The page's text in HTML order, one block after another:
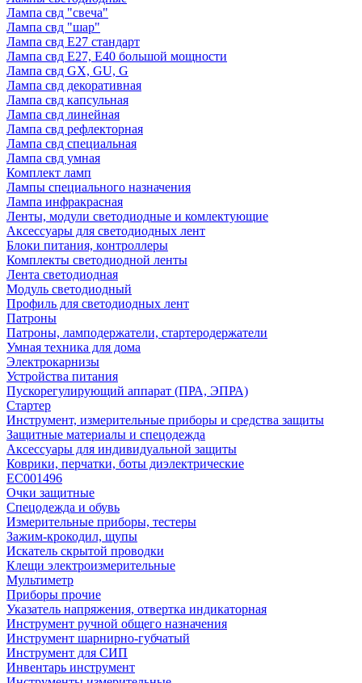
Лампа свд "свеча"
Лампа свд "шар"
Лампа свд E27 стандарт
Лампа свд E27, Е40 большой мощности
Лампа свд GX, GU, G
Лампа свд декоративная
Лампа свд капсульная
Лампа свд линейная
Лампа свд рефлекторная
Лампа свд специальная
Лампа свд умная
Комплект ламп
Лампы специального назначения
Лампа инфракрасная
Ленты, модули светодиодные и комлектующие
Аксессуары для светодиодных лент
Блоки питания, контроллеры
Комплекты светодиодной ленты
Лента светодиодная
Модуль светодиодный
Профиль для светодиодных лент
Патроны
Патроны, ламподержатели, стартеродержатели
Умная техника для дома
Электрокарнизы
Устройства питания
Пускорегулирующий аппарат (ПРА, ЭПРА)
Стартер
Инструмент, измерительные приборы и средства защиты
Защитные материалы и спецодежда
Аксессуары для индивидуальной защиты
Коврики, перчатки, боты диэлектрические
EC001496
Очки защитные
Спецодежда и обувь
Измерительные приборы, тестеры
Зажим-крокодил, щупы
Искатель скрытой проводки
Клещи электроизмерительные
Мультиметр
Приборы прочие
Указатель напряжения, отвертка индикаторная
Инструмент ручной общего назначения
Инструмент шарнирно-губчатый
Инструмент для СИП
Инвентарь инструмент